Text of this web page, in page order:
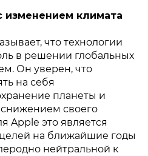
изменением климата
что технологии
в решении глобальных
Он уверен, что
на себя
планеты и
снижением своего
Apple это является
на ближайшие годы
нейтральной к